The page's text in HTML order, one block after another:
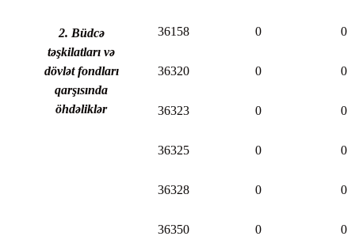
2. Büdcə
təşkilatları və
dövlət fondları
qarşısında
öhdəliklər
36158 0 0
36320 0 0
36323 0 0
36325 0 0
36328 0 0
36350 0 0